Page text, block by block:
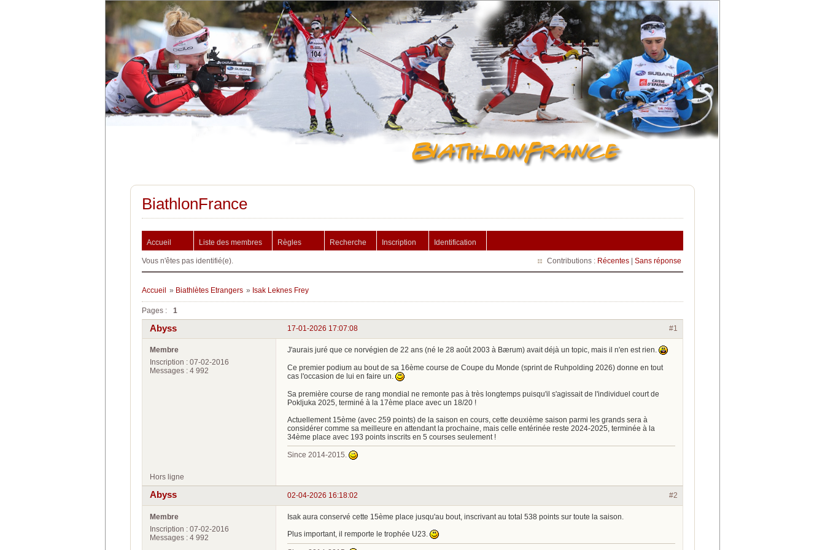
BiathlonFrance
Accueil Liste des membres Règles Recherche Inscription Identification
Vous n'êtes pas identifié(e). Contributions : Récentes Sans réponse
Accueil » Biathlètes Etrangers » Isak Leknes Frey
Pages : 1
#1
17-01-2026 17:07:08
Abyss
Membre
Inscription : 07-02-2016
Messages : 4 992
J'aurais juré que ce norvégien de 22 ans (né le 28 août 2003 à Bærum) avait déjà un topic, mais il n'en est rien.
Ce premier podium au bout de sa 16ème course de Coupe du Monde (sprint de Ruhpolding 2026) donne en tout
cas l'occasion de lui en faire un.
Sa première course de rang mondial ne remonte pas à très longtemps puisqu'il s'agissait de l'individuel court de
Pokljuka 2025, terminé à la 17ème place avec un 18/20 !
Actuellement 15ème (avec 259 points) de la saison en cours, cette deuxième saison parmi les grands sera à
considérer comme sa meilleure en attendant la prochaine, mais celle entérinée reste 2024-2025, terminée à la
34ème place avec 193 points inscrits en 5 courses seulement !
Since 2014-2015.
Hors ligne
#2
02-04-2026 16:18:02
Abyss
Membre
Inscription : 07-02-2016
Messages : 4 992
Isak aura conservé cette 15ème place jusqu'au bout, inscrivant au total 538 points sur toute la saison.
Plus important, il remporte le trophée U23.